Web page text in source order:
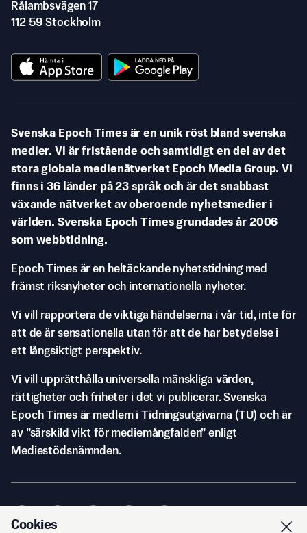
Rålambsvägen 17
112 59 Stockholm
Svenska Epoch Times är en unik röst bland svenska
medier. Vi är fristående och samtidigt en del av det
stora globala medienätverket Epoch Media Group. Vi
finns i 36 länder på 23 språk och är det snabbast
växande nätverket av oberoende nyhetsmedier i
världen. Svenska Epoch Times grundades år 2006
som webbtidning.
Epoch Times är en heltäckande nyhetstidning med
främst riksnyheter och internationella nyheter.
Vi vill rapportera de viktiga händelserna i vår tid, inte för
att de är sensationella utan för att de har betydelse i
ett långsiktigt perspektiv.
Vi vill upprätthålla universella mänskliga värden,
rättigheter och friheter i det vi publicerar. Svenska
Epoch Times är medlem i Tidningsutgivarna (TU) och är
av ”särskild vikt för mediemångfalden” enligt
Mediestödsnämnden.
Cookies